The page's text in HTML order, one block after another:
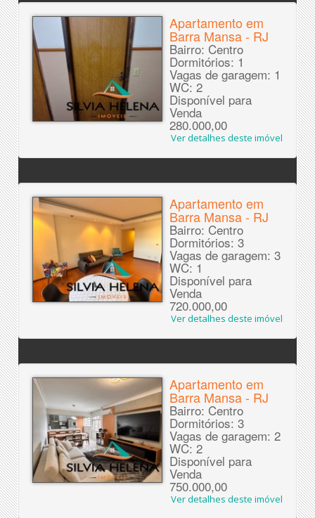
Apartamento em
Barra Mansa - RJ
Bairro: Centro
Dormitórios: 1
Vagas de garagem: 1
WC: 2
Disponível para
Venda
280.000,00
Ver detalhes deste imóvel
Apartamento em
Barra Mansa - RJ
Bairro: Centro
Dormitórios: 3
Vagas de garagem: 3
WC: 1
Disponível para
Venda
720.000,00
Ver detalhes deste imóvel
Apartamento em
Barra Mansa - RJ
Bairro: Centro
Dormitórios: 3
Vagas de garagem: 2
WC: 2
Disponível para
Venda
750.000,00
Ver detalhes deste imóvel